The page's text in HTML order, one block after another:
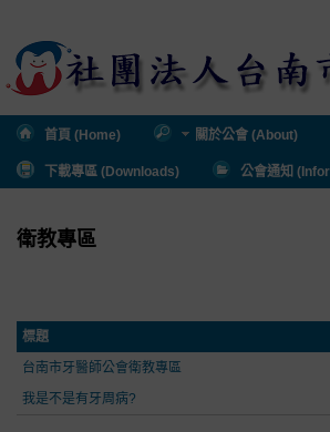
首頁 (Home) 關於公會 (About)
下載專區 (Downloads) 公會通知
衛教專區
標題
台南市牙醫師公會衛教專區
我是不是有牙周病?